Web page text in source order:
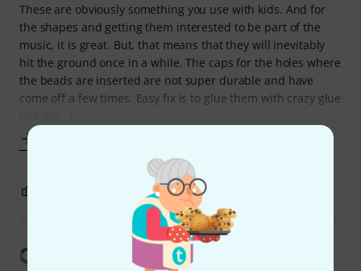
These are obviously something you use with kids. And for
the shapes and getting them interested to be part of the
music, it is great. But, that means that they will inevitably
hit the ground once in a while. The caps for the holes where
the beads are inserted are not super durable and have
come off a few times. Easy fix is to glue them with crazy glue
ANMÄL RECENSION